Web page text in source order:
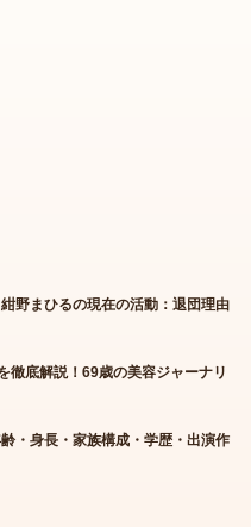
野まひるの現在の活動：退団理由
徹底解説！69歳の美容ジャーナリ
・身長・家族構成・学歴・出演作